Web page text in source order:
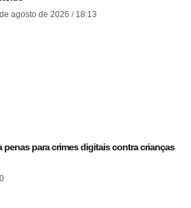
agosto de 2026 18:13
penas para crimes digitais contra crianças